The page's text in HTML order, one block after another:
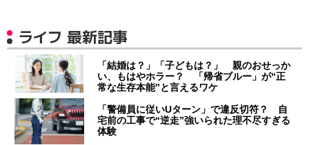
ライフ 最新記事
「結婚は？」「子どもは？」 親のおせっか
い、もはやホラー？ 「帰省ブルー」が“正
常な生存本能”と言えるワケ
「警備員に従いUターン」で違反切符？ 自
宅前の工事で“逆走”強いられた理不尽すぎる
体験